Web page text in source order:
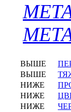
ВЫШЕ
ВЫШЕ
НИЖЕ
НИЖЕ
НИЖЕ